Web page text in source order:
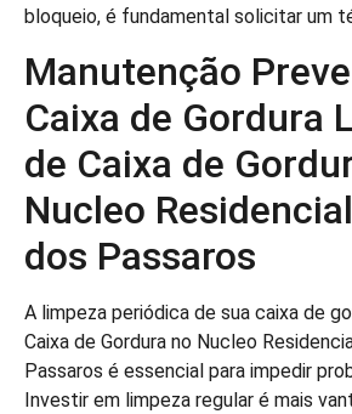
bloqueio, é fundamental solicitar um
Manutenção
Caixa de Gordura
de Caixa de
Nucleo
dos Passaros
A limpeza periódica de sua caixa de
Caixa de Gordura no Nucleo
Passaros é essencial para impedir
Investir em limpeza regular é mais